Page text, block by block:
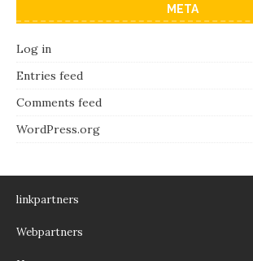
META
Log in
Entries feed
Comments feed
WordPress.org
linkpartners
Webpartners